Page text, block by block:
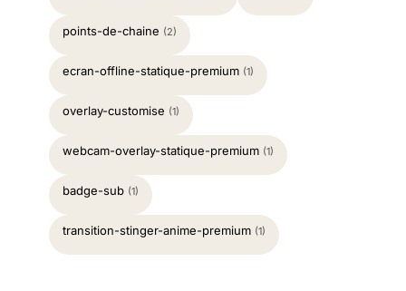
points-de-chaine (2)
ecran-offline-statique-premium (1)
overlay-customise (1)
webcam-overlay-statique-premium (1)
badge-sub (1)
transition-stinger-anime-premium (1)